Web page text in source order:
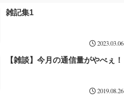
雑記集1
2023.03.06
【雑談】今月の通信量がやべぇ！
2019.08.26